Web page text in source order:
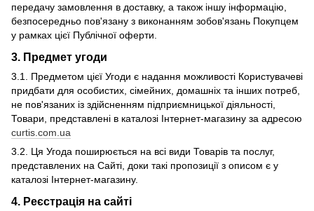
передачу замовлення в доставку, а також іншу інформацію,
безпосередньо пов'язану з виконанням зобов'язань Покупцем
у рамках цієї Публічної оферти.
3. Предмет угоди
3.1. Предметом цієї Угоди є надання можливості Користувачеві
придбати для особистих, сімейних, домашніх та інших потреб,
не пов'язаних із здійсненням підприємницької діяльності,
Товари, представлені в каталозі Інтернет-магазину за адресою
curtis.com.ua
3.2. Ця Угода поширюється на всі види Товарів та послуг,
представлених на Сайті, доки такі пропозиції з описом є у
каталозі Інтернет-магазину.
4. Реєстрація на сайті